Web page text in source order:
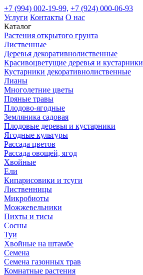
+7 (994) 002-19-99, +7 (924) 000-06-93
Услуги Контакты О нас
Каталог
Растения открытого грунта
Лиственные
Деревья декоративнолиственные
Красивоцветущие деревья и кустарники
Кустарники декоративнолиственные
Лианы
Многолетние цветы
Пряные травы
Плодово-ягодные
Земляника садовая
Плодовые деревья и кустарники
Ягодные культуры
Рассада цветов
Рассада овощей, ягод
Хвойные
Ели
Кипарисовики и тсуги
Лиственницы
Микробиоты
Можжевельники
Пихты и тисы
Сосны
Туи
Хвойные на штамбе
Семена
Семена газонных трав
Комнатные растения